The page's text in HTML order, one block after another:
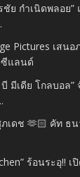
ชัย กำเนิดพลอย”
Pictures เสน
แลนด์
มีเดีย โกลบอล”
เดช 🫶🏻 คัท ธ
ร้อนระอุ!!